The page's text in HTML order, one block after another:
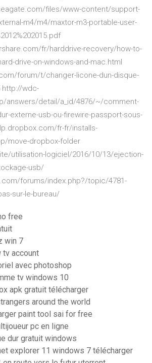
files/www-content/support-
m4/m4/maxtor-m3-portable-user-
fr/harddrive-recovery/how-to-
drive-on-windows-and-mac.html
forum/t/changer-licone-dun-disque-
http://wdc-
answers/detail/a_id/4876/~/comment-
externe-usb-ou-firewire-passport-sous-
fr-fr/installs-
move-dropbox-folder
utilisation-logiciel/2016/10/13/ejection-
usb/
forums/index.php?/topic/4781-
sur-le-bureau/
free
win 7
tv account
avec photoshop
tv windows 10
apk gratuit télécharger
around the world
paint tool sai for free
pc en ligne
dur gratuit windows
explorer 11 windows 7 télécharger